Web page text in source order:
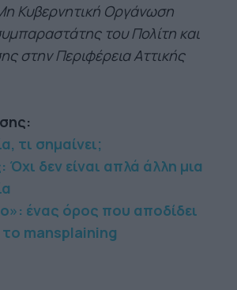
Κυβερνητική Οργάνωση
του Πολίτη και
στην Περιφέρεια Αττικής
τι σημαίνει;
Όχι δεν είναι απλά άλλη μια
ένας όρος που αποδίδει
το mansplaining